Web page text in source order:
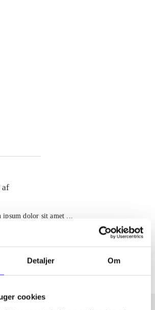
Detaljer Om
cookies
af
ipsum dolor sit amet ...